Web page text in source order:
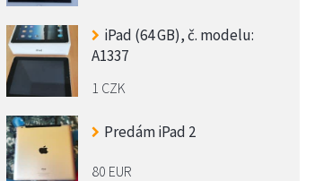
iPad (64 GB), č. modelu:
A1337
1 CZK
Predám iPad 2
80 EUR